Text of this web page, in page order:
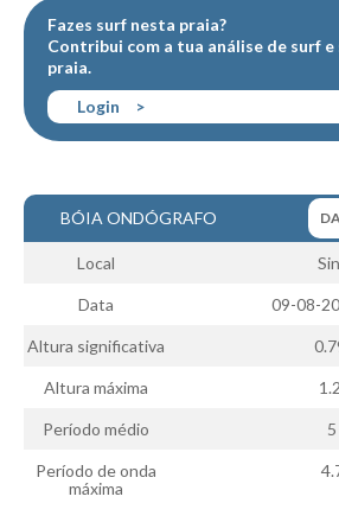
Boardriders Ericeira HD
Ericeira Praias Sul HD
Foz do Lizandro
SINTRA
Praia Grande Panorâmica HD
LINHA DE CASCAIS/ESTORIL
Parede
Carcavelos HD
Carcavelos Secret HD
Carcavelos - Calhau
COSTA DA CAPARICA HD
Fazes surf nesta praia?
Contribui com a tua análise de surf e
praia.
Login
>
BÓIA ONDÓGRAFO
Local
Data 09-08-
Altura significativa
Altura máxima
Período médio
Período de onda
máxima